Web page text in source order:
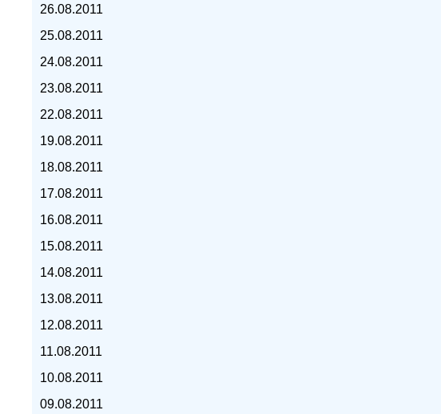
26.08.2011
25.08.2011
24.08.2011
23.08.2011
22.08.2011
19.08.2011
18.08.2011
17.08.2011
16.08.2011
15.08.2011
14.08.2011
13.08.2011
12.08.2011
11.08.2011
10.08.2011
09.08.2011